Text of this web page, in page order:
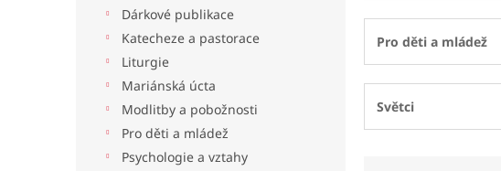
Dárkové publikace
Katecheze a pastorace
Liturgie
Mariánská úcta
Modlitby a pobožnosti
Pro děti a mládež
Psychologie a vztahy
Pro děti a mládež
Světci